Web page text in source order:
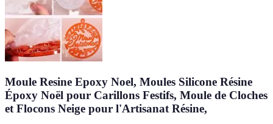
Moule Resine Epoxy Noel, Moules Silicone Résine
Époxy Noël pour Carillons Festifs, Moule de Cloches
et Flocons Neige pour l'Artisanat Résine,